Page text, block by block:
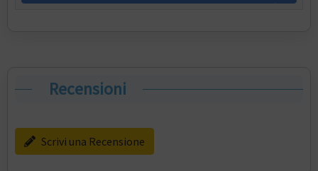
Recensioni
Scrivi una Recensione